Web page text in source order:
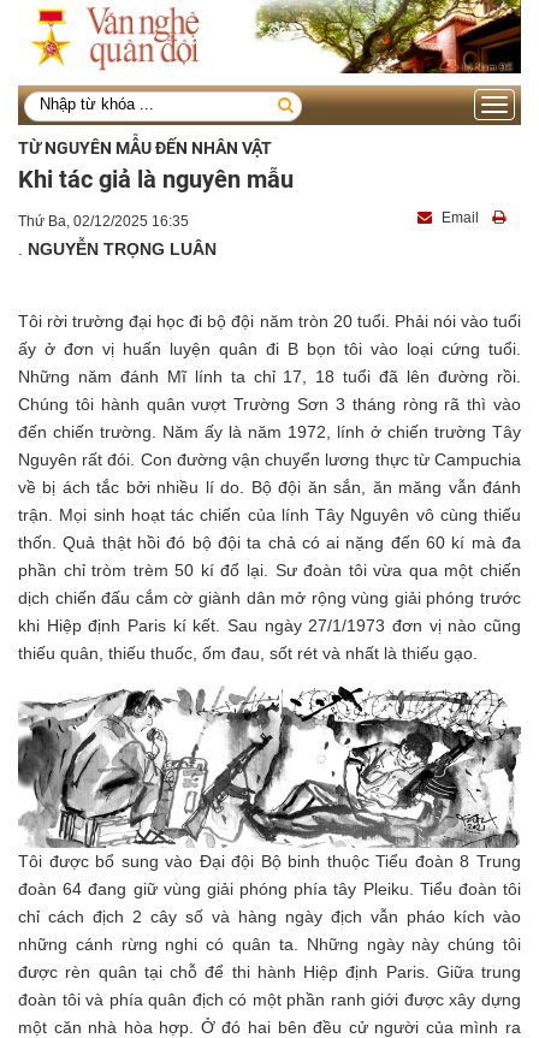
Toggle
TỪ NGUYÊN MẪU ĐẾN NHÂN VẬT
Khi tác giả là nguyên mẫu
Thứ Ba, 02/12/2025 16:35 Email
. NGUYỄN TRỌNG LUÂN
Tôi rời trường đại học đi bộ đội năm tròn 20 tuổi. Phải nói vào tuổi
ấy ở đơn vị huấn luyện quân đi B bọn tôi vào loại cứng tuổi.
Những năm đánh Mĩ lính ta chỉ 17, 18 tuổi đã lên đường rồi.
Chúng tôi hành quân vượt Trường Sơn 3 tháng ròng rã thì vào
đến chiến trường. Năm ấy là năm 1972, lính ở chiến trường Tây
Nguyên rất đói. Con đường vận chuyển lương thực từ Campuchia
về bị ách tắc bởi nhiều lí do. Bộ đội ăn sắn, ăn măng vẫn đánh
trận. Mọi sinh hoạt tác chiến của lính Tây Nguyên vô cùng thiếu
thốn. Quả thật hồi đó bộ đội ta chả có ai nặng đến 60 kí mà đa
phần chỉ tròm trèm 50 kí đổ lại. Sư đoàn tôi vừa qua một chiến
dịch chiến đấu cắm cờ giành dân mở rộng vùng giải phóng trước
khi Hiệp định Paris kí kết. Sau ngày 27/1/1973 đơn vị nào cũng
thiếu quân, thiếu thuốc, ốm đau, sốt rét và nhất là thiếu gạo.
Tôi được bổ sung vào Đại đội Bộ binh thuộc Tiểu đoàn 8 Trung
đoàn 64 đang giữ vùng giải phóng phía tây Pleiku. Tiểu đoàn tôi
chỉ cách địch 2 cây số và hàng ngày địch vẫn pháo kích vào
những cánh rừng nghi có quân ta. Những ngày này chúng tôi
được rèn quân tại chỗ để thi hành Hiệp định Paris. Giữa trung
đoàn tôi và phía quân địch có một phần ranh giới được xây dựng
một căn nhà hòa hợp. Ở đó hai bên đều cử người của mình ra